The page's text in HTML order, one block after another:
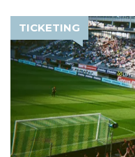
TICKETING